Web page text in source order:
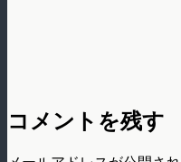
コメントを残す